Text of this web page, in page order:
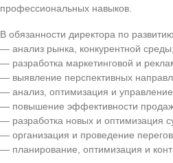
профессиональных навыков.
В обязанности директора по
— анализ рынка, конкурентной среды;
— разработка маркетинговой и
— выявление перспективных
— анализ, оптимизация и
— повышение эффективности
— разработка новых и оптимизация
— организация и проведение
— планирование, оптимизация и